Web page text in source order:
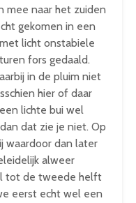
mee naar het zuiden
gekomen in een
licht onstabiele
fors gedaald.
in de pluim niet
hier of daar
lichte bui wel
dat zie je niet. Op
waardoor dan later
alweer
tot de tweede helft
eerst echt wel een